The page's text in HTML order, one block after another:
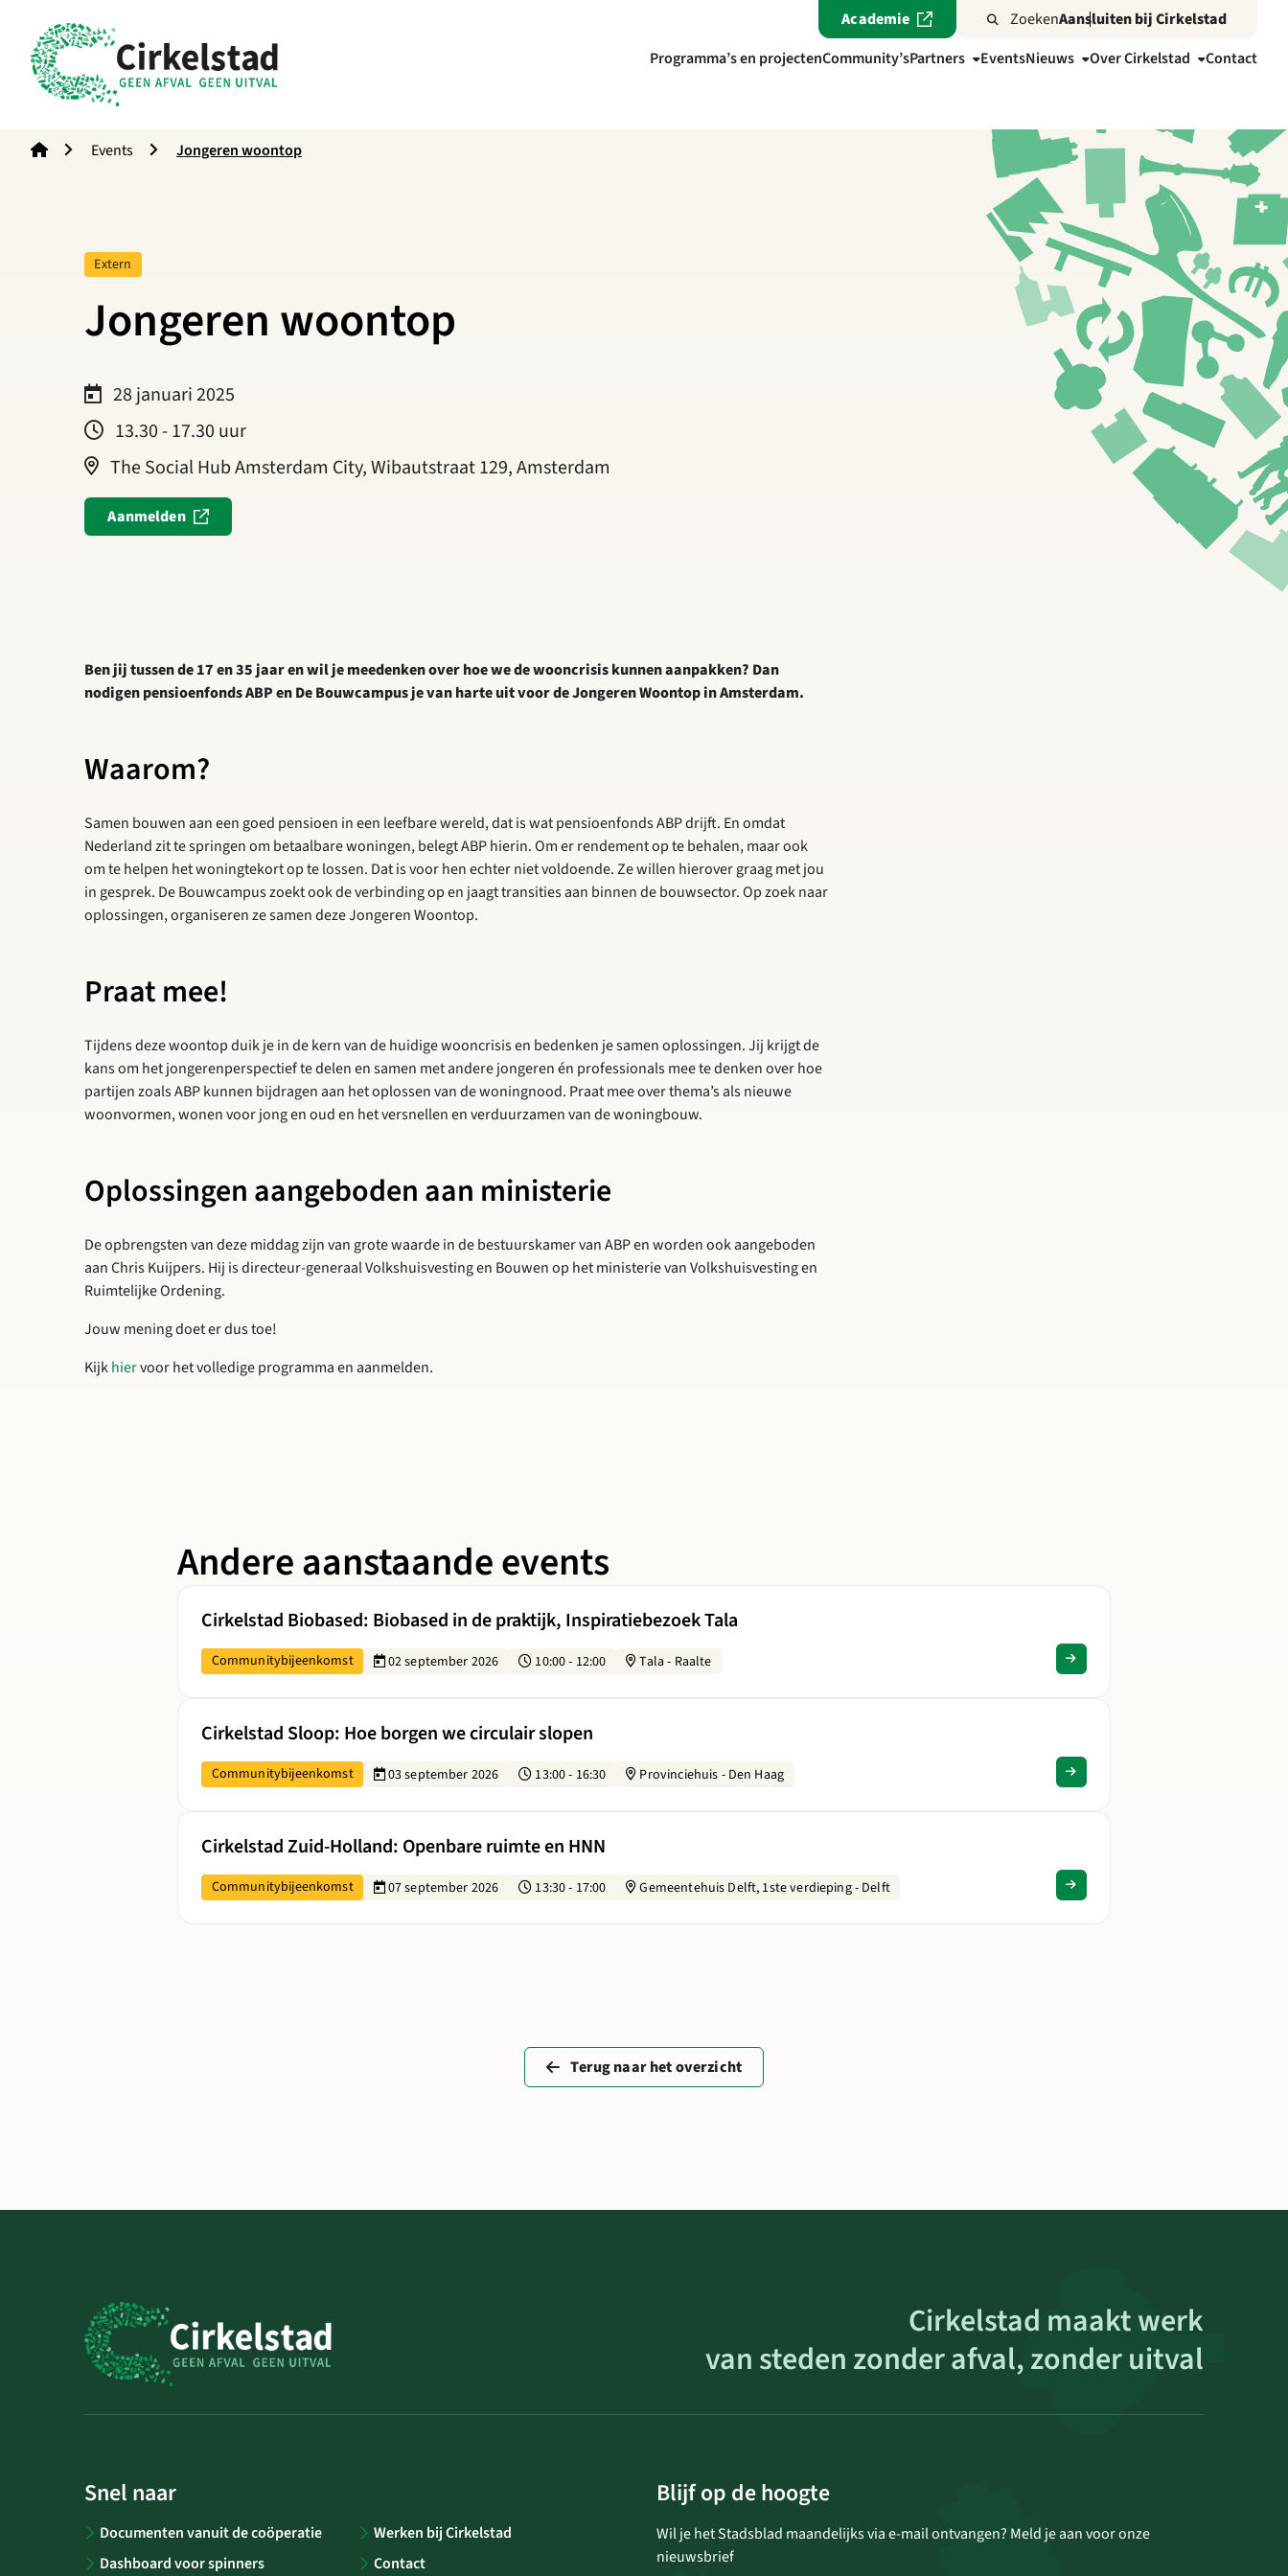
Academie ZoekenAansluiten bij Cirkelstad
Programma’s en projectenCommunity’sPartners EventsNieuws Over Cirkelstad Contact
Events Jongeren woontop
Jongeren woontop
Tag:
Extern
28 januari 2025
13.30 - 17.30 uur
The Social Hub Amsterdam City, Wibautstraat 129, Amsterdam
Aanmelden
Ben jij tussen de 17 en 35 jaar en wil je meedenken over hoe we de wooncrisis kunnen aanpakken? Dan
nodigen pensioenfonds ABP en De Bouwcampus je van harte uit voor de Jongeren Woontop in Amsterdam.
Waarom?
Samen bouwen aan een goed pensioen in een leefbare wereld, dat is wat pensioenfonds ABP drijft. En omdat
Nederland zit te springen om betaalbare woningen, belegt ABP hierin. Om er rendement op te behalen, maar ook
om te helpen het woningtekort op te lossen. Dat is voor hen echter niet voldoende. Ze willen hierover graag met jou
in gesprek. De Bouwcampus zoekt ook de verbinding op en jaagt transities aan binnen de bouwsector. Op zoek naar
oplossingen, organiseren ze samen deze Jongeren Woontop.
Praat mee!
Tijdens deze woontop duik je in de kern van de huidige wooncrisis en bedenken je samen oplossingen. Jij krijgt de
kans om het jongerenperspectief te delen en samen met andere jongeren én professionals mee te denken over hoe
partijen zoals ABP kunnen bijdragen aan het oplossen van de woningnood. Praat mee over thema’s als nieuwe
woonvormen, wonen voor jong en oud en het versnellen en verduurzamen van de woningbouw.
Oplossingen aangeboden aan ministerie
De opbrengsten van deze middag zijn van grote waarde in de bestuurskamer van ABP en worden ook aangeboden
aan Chris Kuijpers. Hij is directeur-generaal Volkshuisvesting en Bouwen op het ministerie van Volkshuisvesting en
Ruimtelijke Ordening.
Jouw mening doet er dus toe!
Kijkhiervoor het volledige programma en aanmelden.
Andere aanstaande events
Cirkelstad Biobased: Biobased in de praktijk, Inspiratiebezoek Tala
Communitybijeenkomst 02 september 2026 10:00 - 12:00 Tala - Raalte
Lees meer over Cirkelstad Biobased: Biobased in de praktijk, Inspiratiebezoek Tala
Cirkelstad Sloop: Hoe borgen we circulair slopen
Communitybijeenkomst 03 september 2026 13:00 - 16:30 Provinciehuis - Den Haag
Cirkelstad Zuid-Holland: Openbare ruimte en HNN
Communitybijeenkomst 07 september 2026 13:30 - 17:00 Gemeentehuis Delft, 1ste verdieping - Delft
Terug naar het overzicht
Cirkelstad maakt werk
van steden zonder afval, zonder uitval
Snel naar
Documenten vanuit de coöperatie
Werken bij Cirkelstad
Dashboard voor spinners
Contact
Blijf op de hoogte
Wil je het Stadsblad maandelijks via e-mail ontvangen? Meld je aan voor onze
nieuwsbrief